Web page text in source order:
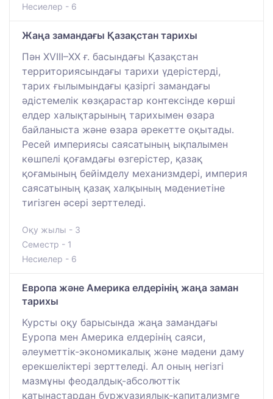
Несиелер - 6
Жаңа замандағы Қазақстан тарихы
Пән XVIII–ХХ ғ. басындағы Қазақстан
территориясындағы тарихи үдерістерді,
тарих ғылымындағы қазіргі замандағы
әдістемелік көзқарастар контексінде көрші
елдер халықтарының тарихымен өзара
байланыста және өзара әрекетте оқытады.
Ресей империясы саясатының ықпалымен
көшпелі қоғамдағы өзгерістер, қазақ
қоғамының бейімделу механизмдері, империя
саясатының қазақ халқының мәдениетіне
тигізген әсері зерттеледі.
Оқу жылы - 3
Семестр - 1
Несиелер - 6
Европа және Америка елдерінің жаңа заман
тарихы
Курсты оқу барысында жаңа замандағы
Еуропа мен Америка елдерінің саяси,
әлеуметтік-экономикалық және мәдени даму
ерекшеліктері зерттеледі. Ал оның негізгі
мазмұны феодалдық-абсолюттік
қатынастардан буржуазиялық-капитализмге